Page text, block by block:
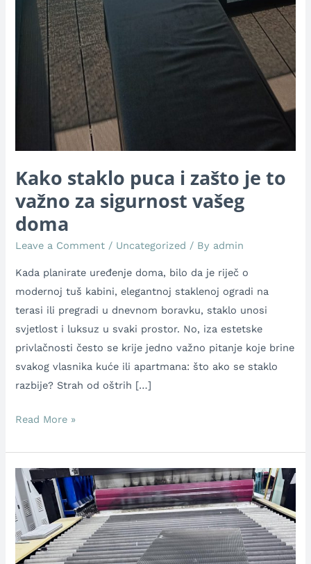
Kako staklo puca i zašto je to
važno za sigurnost vašeg
doma
Leave a Comment / Uncategorized / By admin
Kada planirate uređenje doma, bilo da je riječ o
modernoj tuš kabini, elegantnoj staklenoj ogradi na
terasi ili pregradi u dnevnom boravku, staklo unosi
svjetlost i luksuz u svaki prostor. No, iza estetske
privlačnosti često se krije jedno važno pitanje koje brine
svakog vlasnika kuće ili apartmana: što ako se staklo
razbije? Strah od oštrih […]
Read More »
Uslužno
kaljenje
stakla
za
firme